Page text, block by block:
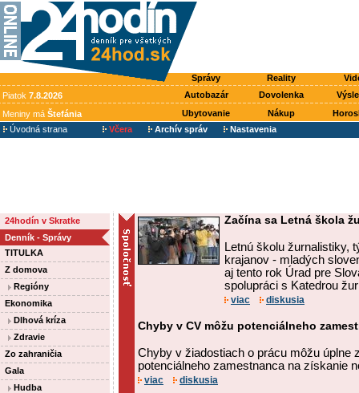
Správy Reality
Piatok 7.8.2026 Autobazár Dovolenka
Meniny má Štefánia Ubytovanie Nákup
Úvodná strana
Včera Archív správ Nastavenia
24hodín v Skratke
Denník - Správy
TITULKA
Z domova
Regióny
Ekonomika
Dlhová kríza
Zdravie
Zo zahraničia
Gala
Hudba
Začína sa Letná škola
Letnú školu žurnalistiky,
krajanov - mladých
aj tento rok Úrad pre
spolupráci s Katedrou
viac diskusia
Chyby v CV môžu potenciálneho
Chyby v žiadostiach o prácu môžu úplne
potenciálneho zamestnanca na získanie
viac diskusia